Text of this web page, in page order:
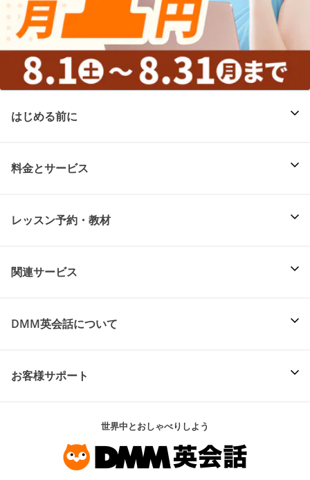
はじめる前に
料金とサービス
レッスン予約・教材
関連サービス
DMM英会話について
お客様サポート
世界中とおしゃべりしよう